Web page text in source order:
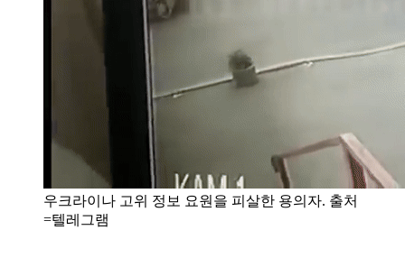
우크라이나 고위 정보 요원을 피살한 용의자. 출처
=텔레그램